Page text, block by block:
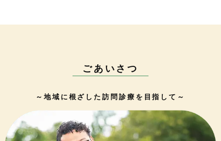
ごあいさつ
～地域に根ざした訪問診療を目指して～